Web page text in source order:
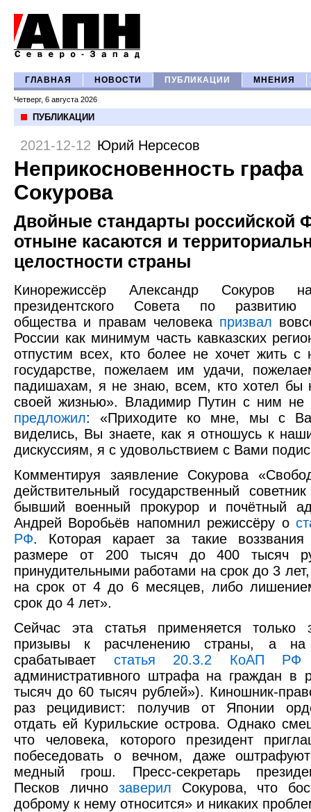
ГЛАВНАЯ НОВОСТИ ПУБЛИКАЦИИ МНЕНИЯ
Четверг, 6 августа 2026
ПУБЛИКАЦИИ
2021-12-12 Юрий Нерсесов
Неприкосновенность графа
Сокурова
Двойные стандарты российской
отныне касаются и
целостности страны
Кинорежиссёр Александр Сокуров
президентского Совета по развитию
общества и правам человека призвал
России как минимум часть кавказских
отпустим всех, кто более не хочет жить
государстве, пожелаем им удачи,
падишахам, я не знаю, всем, кто хотел бы
своей жизнью». Владимир Путин с ним не
предложил: «Приходите ко мне, мы с
виделись, Вы знаете, как я отношусь к
дискуссиям, я с удовольствием с Вами
Комментируя заявление Сокурова
действительный государственный
бывший военный прокурор и почётный
Андрей Воробьёв напомнил режиссёру о
РФ. Которая карает за такие
размере от 200 тысяч до 400 тысяч
принудительными работами на срок до 3
на срок от 4 до 6 месяцев, либо
срок до 4 лет».
Сейчас эта статья применяется только
призывы к расчленению страны, а
срабатывает статья 20.3.2 КоАП РФ
административного штрафа на граждан в
тысяч до 60 тысяч рублей»). Киношник-
раз рецидивист: получив от Японии
отдать ей Курильские острова. Однако
что человека, которого президент
побеседовать о вечном, даже
медный грош. Пресс-секретарь
Песков лично заверил Сокурова, что
доброму к нему относится» и никаких